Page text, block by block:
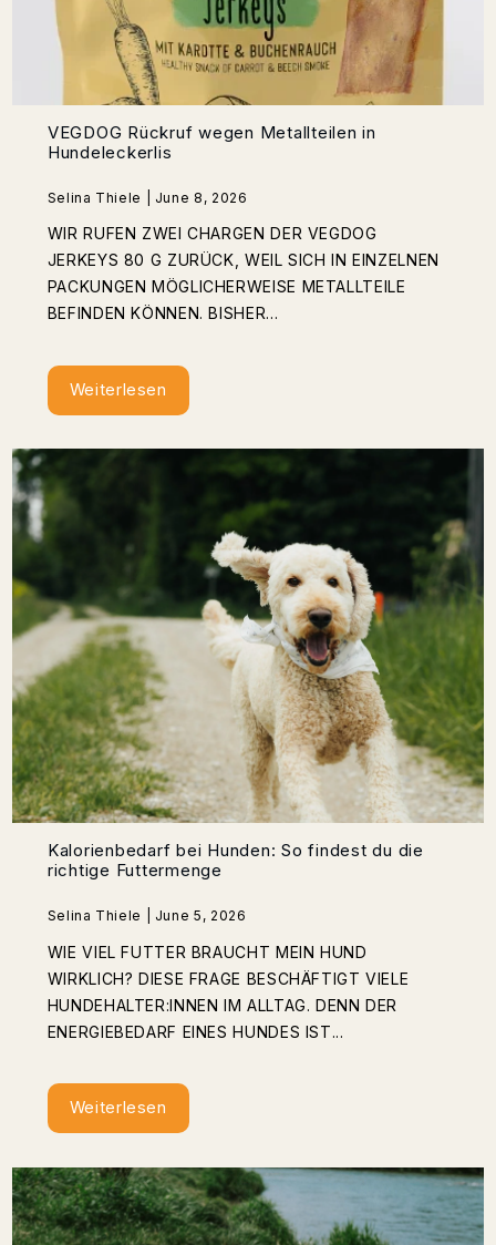
VEGDOG Rückruf wegen Metallteilen in
Hundeleckerlis
Selina Thiele | June 8, 2026
WIR RUFEN ZWEI CHARGEN DER VEGDOG
JERKEYS 80 G ZURÜCK, WEIL SICH IN EINZELNEN
PACKUNGEN MÖGLICHERWEISE METALLTEILE
BEFINDEN KÖNNEN. BISHER...
Weiterlesen
Kalorienbedarf bei Hunden: So findest du die
richtige Futtermenge
Selina Thiele | June 5, 2026
WIE VIEL FUTTER BRAUCHT MEIN HUND
WIRKLICH? DIESE FRAGE BESCHÄFTIGT VIELE
HUNDEHALTER:INNEN IM ALLTAG. DENN DER
ENERGIEBEDARF EINES HUNDES IST...
Weiterlesen